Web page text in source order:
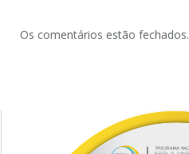
Os comentários estão fechados.